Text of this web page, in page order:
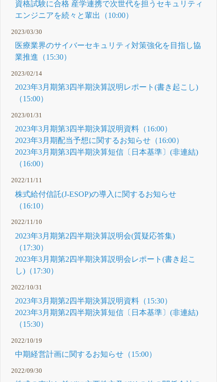
資格試験に合格 産学連携で次世代を担うセキュリティ
エンジニアを続々と輩出（10:00）
2023/03/30
医療業界のサイバーセキュリティ対策強化を目指し協
業推進（15:30）
2023/02/14
2023年3月期第3四半期決算説明レポート(書き起こし)
（15:00）
2023/01/31
2023年3月期第3四半期決算説明資料（16:00）
2023年3月期配当予想に関するお知らせ（16:00）
2023年3月期第3四半期決算短信〔日本基準〕(非連結)
（16:00）
2022/11/11
株式給付信託(J-ESOP)の導入に関するお知らせ
（16:10）
2022/11/10
2023年3月期第2四半期決算説明会(質疑応答集)
（17:30）
2023年3月期第2四半期決算説明会レポート(書き起こ
し)（17:30）
2022/10/31
2023年3月期第2四半期決算説明資料（15:30）
2023年3月期第2四半期決算短信〔日本基準〕(非連結)
（15:30）
2022/10/19
中期経営計画に関するお知らせ（15:00）
2022/09/30